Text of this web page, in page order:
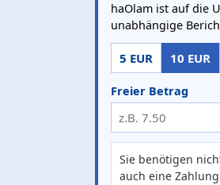
haOlam ist auf die
unabhängige
5 EUR 10 EUR
Freier Betrag
Sie benötigen
auch eine